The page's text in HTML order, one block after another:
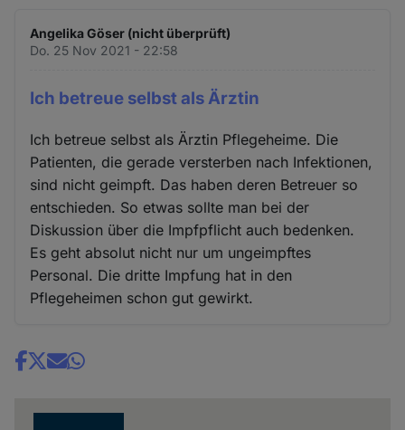
Angelika Göser (nicht überprüft)
Do. 25 Nov 2021 - 22:58
Ich betreue selbst als Ärztin
Ich betreue selbst als Ärztin Pflegeheime. Die
Patienten, die gerade versterben nach Infektionen,
sind nicht geimpft. Das haben deren Betreuer so
entschieden. So etwas sollte man bei der
Diskussion über die Impfpflicht auch bedenken.
Es geht absolut nicht nur um ungeimpftes
Personal. Die dritte Impfung hat in den
Pflegeheimen schon gut gewirkt.
Share